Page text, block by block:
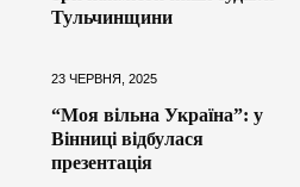
Тульчинщини
23 ЧЕРВНЯ, 2025
“Моя вільна Україна”: у
Вінниці відбулася
презентація